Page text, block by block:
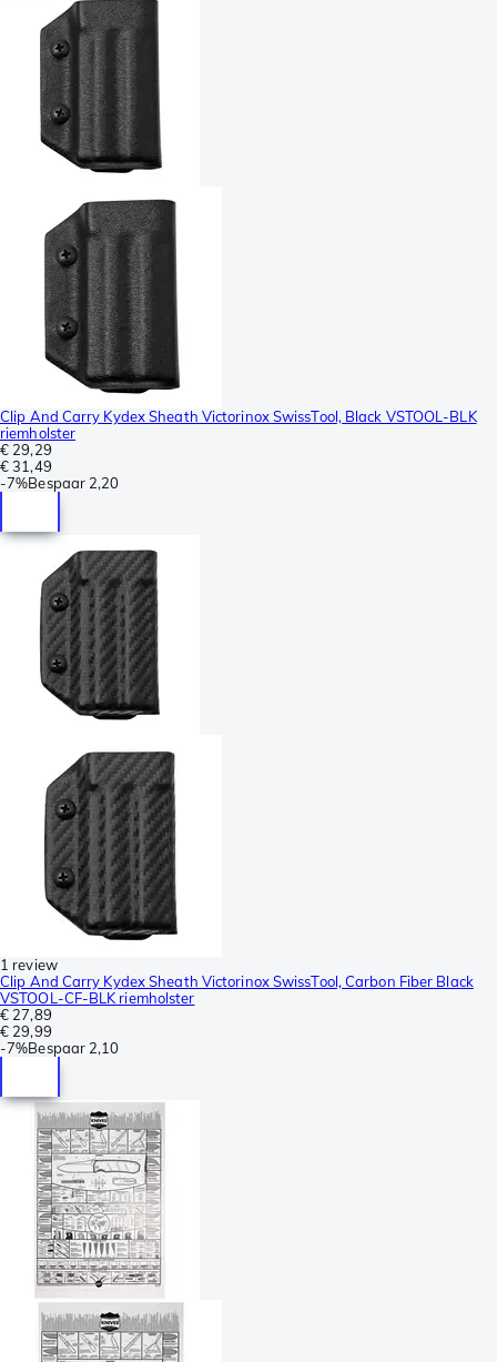
Clip And Carry Kydex Sheath Victorinox SwissTool, Black VSTOOL-BLK
riemholster
€ 29,29
€ 31,49
-7%Bespaar 2,20
1 review
Clip And Carry Kydex Sheath Victorinox SwissTool, Carbon Fiber Black
VSTOOL-CF-BLK riemholster
€ 27,89
€ 29,99
-7%Bespaar 2,10